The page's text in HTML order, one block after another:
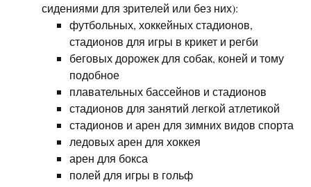
сидениями для зрителей или без них):
футбольных, хоккейных стадионов,
стадионов для игры в крикет и регби
беговых дорожек для собак, коней и тому
подобное
плавательных бассейнов и стадионов
стадионов для занятий легкой атлетикой
стадионов и арен для зимних видов спорта
ледовых арен для хоккея
арен для бокса
полей для игры в гольф